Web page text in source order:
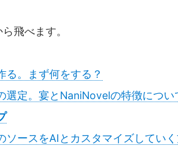
飛べます。
る。まず何をする？
選定。宴とNaniNovelの特徴につい
ソースをAIとカスタマイズしてい